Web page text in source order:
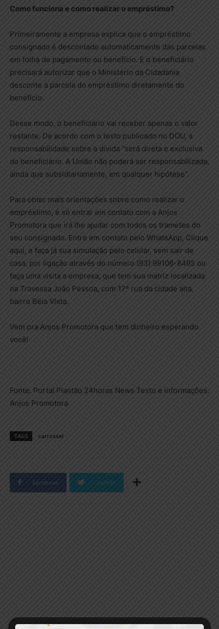
Como funciona e como realizar o empréstimo?
Primeiramente a empresa explica que o empréstimo
consignado é descontado automaticamente das parcelas
em folha de pagamento ou benefício. E o beneficiário
precisará autorizar que o Ministério da Cidadania
desconte a parcela do empréstimo diretamente do
benefício.
Desse modo, o beneficiário vai receber apenas o valor
restante. De acordo com o texto publicado no DOU, a
responsabilidade sobre a dívida “será direta e exclusiva
do beneficiário. A União não poderá ser responsabilizada,
ainda que subsidiariamente, em qualquer hipótese”.
Para obter mais orientações sobre como realizar o
empréstimo, é só entrar em contato com a Anjos
Promotora que irá lhe ajudar com todos os trametes do
seu consignado. Entre em contato pelo WhatsApp, Clique
aqui, e faça já sua simulação pelo celular, sem sair de
casa, por ligação através do número (93) 99106-8465 ou
faça uma visita a empresa, que tem sua matriz localizada
na Travessa João Pessoa, com 17ª rua da cidade alta,
bairro Bela Vista.
Vem pra Anjos Promotora que tem dinheiro esperando
você!
Fonte: Portal Plantão 24horas News Texto e informações:
Anjos Promotora
TAGS carrossel
Facebook Twitter